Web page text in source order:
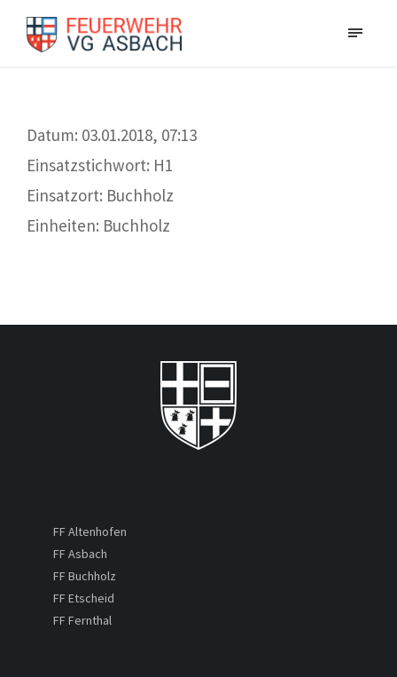
Datum: 03.01.2018, 07:13
Einsatzstichwort: H1
Einsatzort: Buchholz
Einheiten: Buchholz
FF Altenhofen
FF Asbach
FF Buchholz
FF Etscheid
FF Fernthal